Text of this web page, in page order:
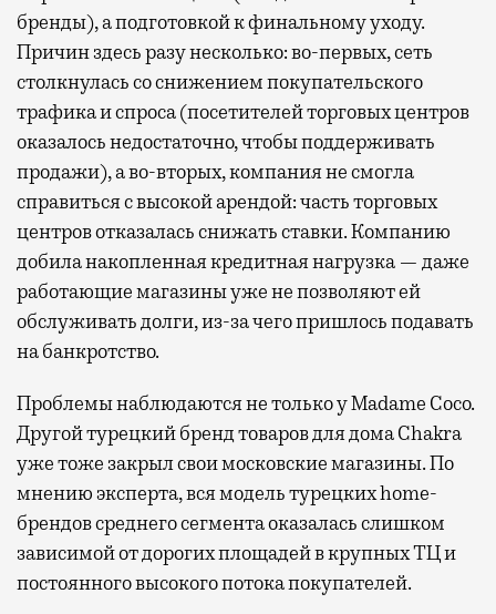
бренды), а подготовкой к финальному уходу.
Причин здесь разу несколько: во-первых, сеть
столкнулась со снижением покупательского
трафика и спроса (посетителей торговых центров
оказалось недостаточно, чтобы поддерживать
продажи), а во-вторых, компания не смогла
справиться с высокой арендой: часть торговых
центров отказалась снижать ставки. Компанию
добила накопленная кредитная нагрузка — даже
работающие магазины уже не позволяют ей
обслуживать долги, из-за чего пришлось подавать
на банкротство.
Проблемы наблюдаются не только у Madame Coco.
Другой турецкий бренд товаров для дома Chakra
уже тоже закрыл свои московские магазины. По
мнению эксперта, вся модель турецких home-
брендов среднего сегмента оказалась слишком
зависимой от дорогих площадей в крупных ТЦ и
постоянного высокого потока покупателей.